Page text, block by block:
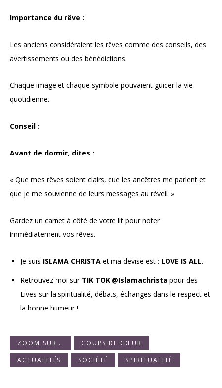
Importance du rêve :
Les anciens considéraient les rêves comme des conseils, des
avertissements ou des bénédictions.
Chaque image et chaque symbole pouvaient guider la vie
quotidienne.
Conseil :
Avant de dormir, dites :
« Que mes rêves soient clairs, que les ancêtres me parlent et
que je me souvienne de leurs messages au réveil. »
Gardez un carnet à côté de votre lit pour noter
immédiatement vos rêves.
Je suis ISLAMA CHRISTA et ma devise est : LOVE IS ALL.
Retrouvez-moi sur TIK TOK @Islamachrista pour des
Lives sur la spiritualité, débats, échanges dans le respect et
la bonne humeur !
ZOOM SUR...
COUPS DE CŒUR
ACTUALITÉS
SOCIÉTÉ SPIRITUALITÉ